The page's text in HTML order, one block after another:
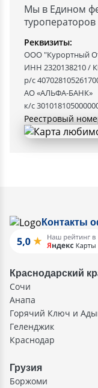
Мы в Едином
туроператоров
Реквизиты:
ООО "Курортный
ИНН 2320138210 /
р/с
АО «АЛЬФА-БАНК»
к/с
Реестровый
Контакты
Краснодарский
Сочи
Анапа
Горячий Ключ и
Геленджик
Краснодар
Грузия
Боржоми